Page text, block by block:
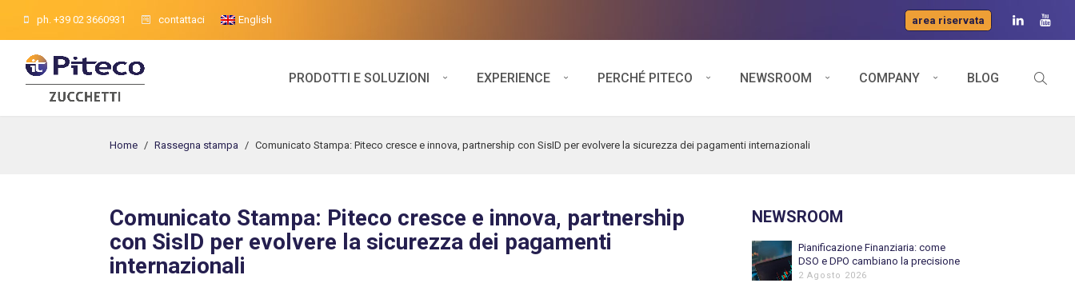
ph. +39 02 3660931 contattaci English area riservata
PRODOTTI E SOLUZIONI EXPERIENCE PERCHÉ PITECO NEWSROOM COMPANY BLOG
Home / Rassegna stampa / Comunicato Stampa: Piteco cresce e innova, partnership con SisID per evolvere la sicurezza dei pagamenti internazionali
Comunicato Stampa: Piteco cresce e innova, partnership
con SisID per evolvere la sicurezza dei pagamenti
internazionali
NEWSROOM
Pianificazione Finanziaria: come
DSO e DPO cambiano la precisione
del Cash Flow previsionale
2 Agosto 2026